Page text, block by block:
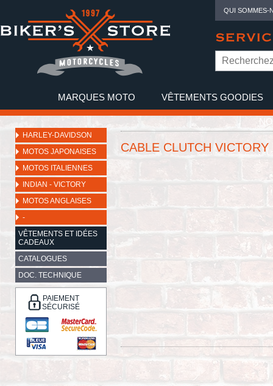
QUI SOMMES-
MARQUES MOTO VÊTEMENTS GOODIES
HARLEY-DAVIDSON
MOTOS JAPONAISES
MOTOS ITALIENNES
INDIAN - VICTORY
MOTOS ANGLAISES
-
VÊTEMENTS ET IDÉES
CADEAUX
CATALOGUES
DOC. TECHNIQUE
PAIEMENT
SÉCURISÉ
CABLE CLUTCH VICTORY